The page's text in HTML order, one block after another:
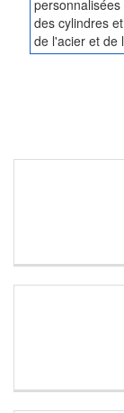
des cylindres
de l'acier et de